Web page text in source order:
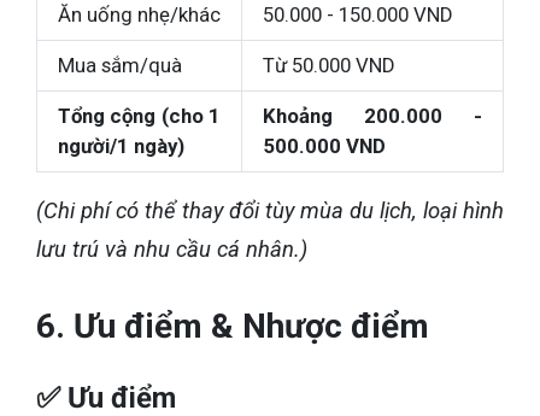
Ăn uống nhẹ/khác 50.000 - 150.000 VND
Mua sắm/quà Từ 50.000 VND
Tổng cộng (cho 1
người/1 ngày)
Khoảng 200.000 -
500.000 VND
(Chi phí có thể thay đổi tùy mùa du lịch, loại hình
lưu trú và nhu cầu cá nhân.)
6. Ưu điểm & Nhược điểm
✅ Ưu điểm